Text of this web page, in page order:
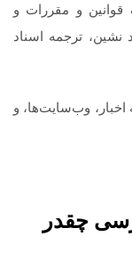
و مقررات و
ترجمه اسناد
اخبار، وب‌سایت‌ها، و
چقدر